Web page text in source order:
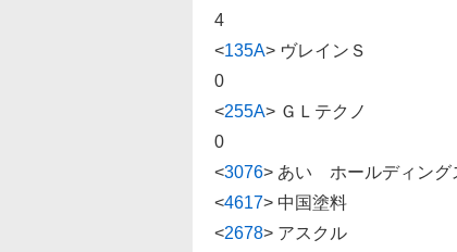
4
<135A> ヴレインＳ
0
<255A> ＧＬテクノ
0
<3076> あい ホールデ
<4617> 中国塗料
<2678> アスクル